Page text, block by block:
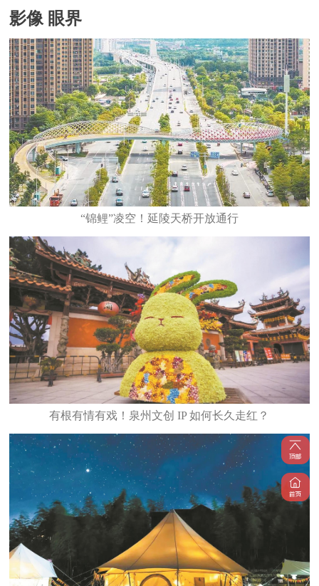
影像 眼界
“锦鲤”凌空！延陵天桥开放通行
有根有情有戏！泉州文创 IP 如何长久走红？